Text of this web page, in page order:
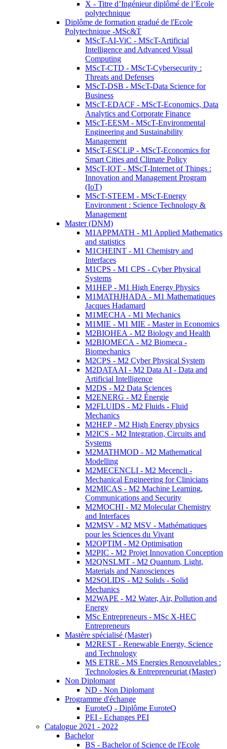
X - Titre d’Ingénieur diplômé de l’École
polytechnique
Diplôme de formation gradué de l'Ecole
Polytechnique -MSc&T
MScT-AI-ViC - MScT-Artificial
Intelligence and Advanced Visual
Computing
MScT-CTD - MScT-Cybersecurity :
Threats and Defenses
MScT-DSB - MScT-Data Science for
Business
MScT-EDACF - MScT-Economics, Data
Analytics and Corporate Finance
MScT-EESM - MScT-Environmental
Engineering and Sustainability
Management
MScT-ESCLiP - MScT-Economics for
Smart Cities and Climate Policy
MScT-IOT - MScT-Internet of Things :
Innovation and Management Program
(IoT)
MScT-STEEM - MScT-Energy
Environment : Science Technology &
Management
Master (DNM)
M1APPMATH - M1 Applied Mathematics
and statistics
M1CHEINT - M1 Chemistry and
Interfaces
M1CPS - M1 CPS - Cyber Physical
Systems
M1HEP - M1 High Energy Physics
M1MATHJHADA - M1 Mathematiques
Jacques Hadamard
M1MECHA - M1 Mechanics
M1MIE - M1 MIE - Master in Economics
M2BIOHEA - M2 Biology and Health
M2BIOMECA - M2 Biomeca -
Biomechanics
M2CPS - M2 Cyber Physical System
M2DATAAI - M2 Data AI - Data and
Artificial Intelligence
M2DS - M2 Data Sciences
M2ENERG - M2 Énergie
M2FLUIDS - M2 Fluids - Fluid
Mechanics
M2HEP - M2 High Energy physics
M2ICS - M2 Integration, Circuits and
Systems
M2MATHMOD - M2 Mathematical
Modelling
M2MECENCLI - M2 Mecencli -
Mechanical Engineering for Clinicians
M2MICAS - M2 Machine Learning,
Communications and Security
M2MOCHI - M2 Molecular Chemistry
and Interfaces
M2MSV - M2 MSV - Mathématiques
pour les Sciences du Vivant
M2OPTIM - M2 Optimisation
M2PIC - M2 Projet Innovation Conception
M2QNSLMT - M2 Quantum, Light,
Materials and Nanosciences
M2SOLIDS - M2 Solids - Solid
Mechanics
M2WAPE - M2 Water, Air, Pollution and
Energy
MSc Entrepreneurs - MSc X-HEC
Entrepreneurs
Mastère spécialisé (Master)
M2REST - Renewable Energy, Science
and Technology
MS ETRE - MS Energies Renouvelables :
Technologies & Entrepreneuriat (Master)
Non Diplomant
ND - Non Diplomant
Programme d'échange
EuroteQ - Diplôme EuroteQ
PEI - Echanges PEI
Catalogue 2021 - 2022
Bachelor
BS - Bachelor of Science de l'Ecole